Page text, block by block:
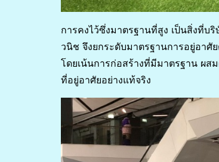
การคงไว้ซึ่งมาตรฐานที่สูง เป็นสิ่งที่บ
วนิช จึงยกระดับมาตรฐานการอยู่อาศั
โดยเน้นการก่อสร้างที่มีมาตรฐาน ผ
ที่อยู่อาศัยอย่างแท้จริง